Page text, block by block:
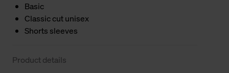
Basic
Classic cut unisex
Shorts sleeves
Product details